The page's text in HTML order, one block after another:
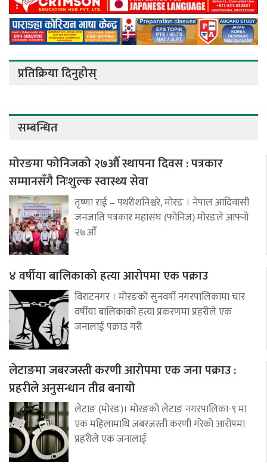
प्रतिक्रिया दिनुहोस्
सम्बन्धित
मोरङमा फोनिजको २७औँ स्थापना दिवस : पत्रकार
सम्मानसँगै निःशुल्क स्वास्थ्य सेवा
तृष्णा राई – पथरीशनिश्चरे, मोरङ । नेपाल आदिवासी
जनजाति पत्रकार महासंघ (फोनिज) मोरङले आफ्नो
२७औँ
४ वर्षीया बालिकाको हत्या आरोपमा एक पक्राउ
विराटनगर । मोरङको सुनवर्षी नगरपालिकामा चार
वर्षीया बालिकाको हत्या प्रकरणमा प्रहरीले एक
जनालाई पक्राउ गरी
लेटाङमा जबरजस्ती करणी आरोपमा एक जना पक्राउ :
प्रहरीले अनुसन्धान तीव्र बनायो
लेटाङ (मोरङ)। मोरङको लेटाङ नगरपालिका-९ मा
एक महिलामाथि जबरजस्ती करणी गरेको आरोपमा
प्रहरीले एक जनालाई